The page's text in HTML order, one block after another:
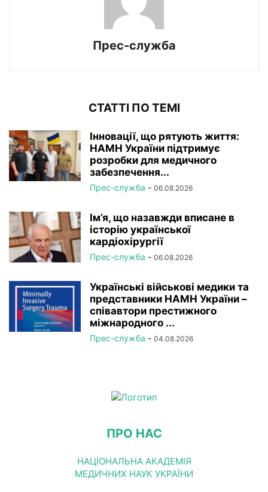
Прес-служба
СТАТТІ ПО ТЕМІ
Інновації, що рятують життя:
НАМН України підтримує
розробки для медичного
забезпечення...
Прес-служба - 06.08.2026
Ім’я, що назавжди вписане в
історію української
кардіохірургії
Прес-служба - 06.08.2026
Українські військові медики та
представники НАМН України –
співавтори престижного
міжнародного ...
Прес-служба - 04.08.2026
ПРО НАС
НАЦІОНАЛЬНА АКАДЕМІЯ
МЕДИЧНИХ НАУК УКРАЇНИ